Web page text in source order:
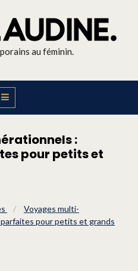
au féminin.
:
pour petits et
/
Voyages multi-
pour petits et grands